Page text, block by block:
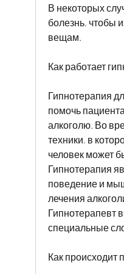
В некоторых
болезнь, чтобы
вещам.
Как работает
Гипнотерапия
помочь
алкоголю. Во
техники, в
человек может
Гипнотерапия
поведение и
лечения
Гипнотерапевт
специальные
Как происходит